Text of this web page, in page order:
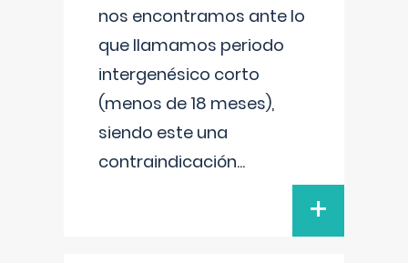
nos encontramos ante lo
que llamamos periodo
intergenésico corto
(menos de 18 meses),
siendo este una
contraindicación...
+